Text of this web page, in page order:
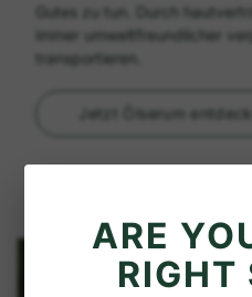
Gutes zu tun. Durch
immer umweltfreundlicher
transportieren.
Jetzt Ölserum
ARE
RIGHT